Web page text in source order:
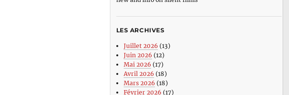
LES ARCHIVES
Juillet 2026 (13)
Juin 2026 (12)
Mai 2026 (17)
Avril 2026 (18)
Mars 2026 (18)
Février 2026 (17)